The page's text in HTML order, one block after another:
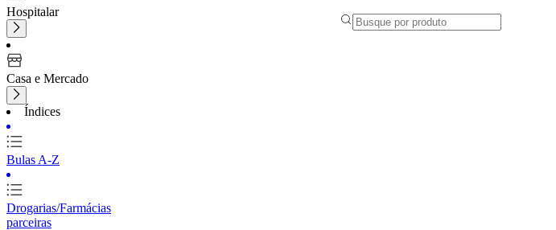
Hospitalar
Casa e Mercado
Índices
Bulas A-Z
Drogarias/Farmácias
parceiras